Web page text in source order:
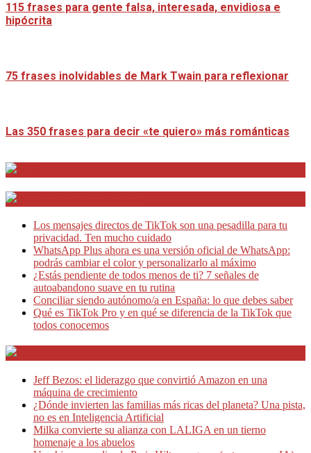
115 frases para gente falsa, interesada, envidiosa e
hipócrita
75 frases inolvidables de Mark Twain para reflexionar
Las 350 frases para decir «te quiero» más románticas
Los mensajes directos de TikTok son una pesadilla para tu
privacidad. Ten mucho cuidado
WhatsApp Plus ahora es una versión oficial de WhatsApp:
podrás cambiar el color y personalizarlo al máximo
¿Estás pendiente de todos menos de ti? 7 señales de
autoabandono suave en tu rutina
Conciliar siendo autónomo/a en España: lo que debes saber
Qué es TikTok Pro y en qué se diferencia de la TikTok que
todos conocemos
Jeff Bezos: el liderazgo que convirtió Amazon en una
máquina de crecimiento
¿Dónde invierten las familias más ricas del planeta? Una pista,
no es en Inteligencia Artificial
Milka convierte su alianza con LALIGA en un tierno
homenaje a los abuelos